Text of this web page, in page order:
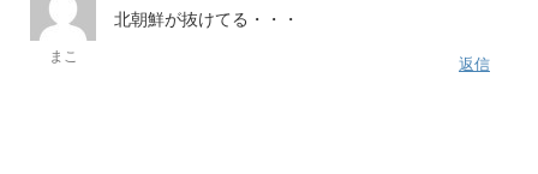
まこ
北朝鮮が抜けてる・・・
返信